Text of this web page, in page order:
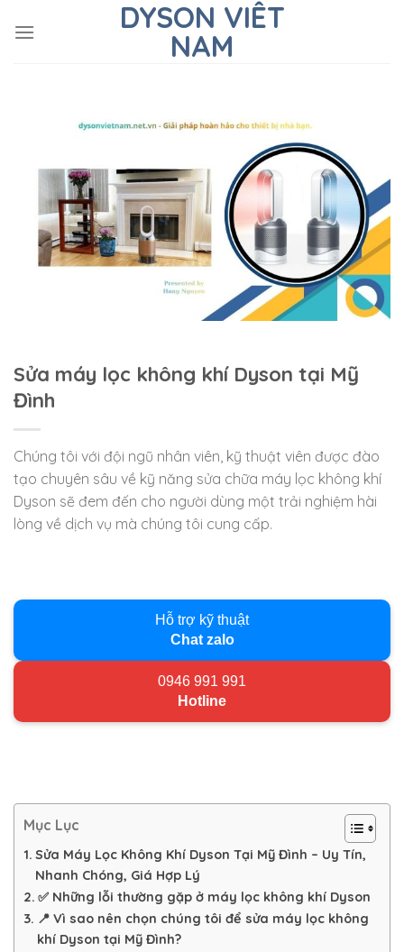
DYSON VIÊT
NAM
Sửa máy lọc không khí Dyson tại Mỹ
Đình
Chúng tôi với đội ngũ nhân viên, kỹ thuật viên được đào
tạo chuyên sâu về kỹ năng sửa chữa máy lọc không khí
Dyson sẽ đem đến cho người dùng một trải nghiệm hài
lòng về dịch vụ mà chúng tôi cung cấp.
Hỗ trợ kỹ thuật
Chat zalo
0946 991 991
Hotline
Mục Lục
Sửa Máy Lọc Không Khí Dyson Tại Mỹ Đình – Uy Tín,
Nhanh Chóng, Giá Hợp Lý
✅ Những lỗi thường gặp ở máy lọc không khí Dyson
📍 Vì sao nên chọn chúng tôi để sửa máy lọc không
khí Dyson tại Mỹ Đình?